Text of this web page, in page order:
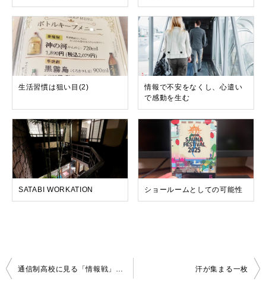
生活習慣は狙い目(2)
情報で不安をなくし、心遣い
で感動を生む
SATABI WORKATION ショールームとしての可能性
投
稿
通信制高校に見る「情報戦」の極意 汗が集まる一枚